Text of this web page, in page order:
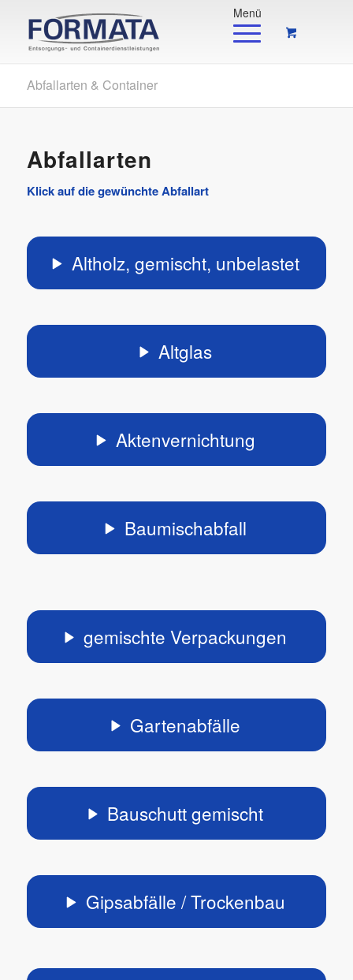
Abfallarten & Container
Abfallarten
Klick auf die gewünchte Abfallart
Altholz, gemischt, unbelastet
Altglas
Aktenvernichtung
Baumischabfall
gemischte Verpackungen
Gartenabfälle
Bauschutt gemischt
Gipsabfälle / Trockenbau